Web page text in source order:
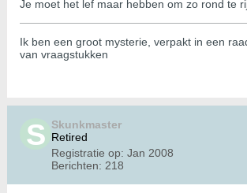
Je moet het lef maar hebben om zo rond te
Ik ben een groot mysterie, verpakt in een
van vraagstukken
Skunkmaster
Retired
Registratie op: Jan 2008
Berichten: 218